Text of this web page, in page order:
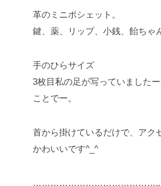
革のミニポシェット。
鍵、薬、リップ、小銭、飴ちゃ
手のひらサイズ
3枚目私の足が写っていました
ことでー。
首から掛けているだけで、アク
かわいいです^_^
……………………………………..